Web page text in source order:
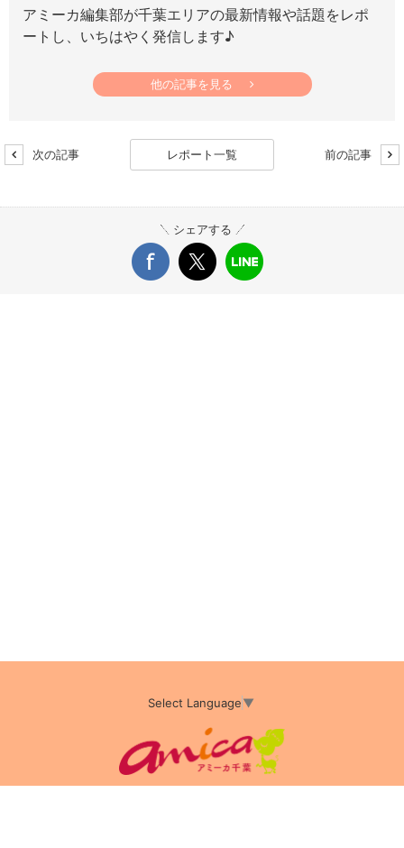
アミーカ編集部が千葉エリアの最新情報や話題をレポ
ートし、いちはやく発信します♪
他の記事を見る
次の記事 レポート一覧 前の記事
シェアする
Select Language▼